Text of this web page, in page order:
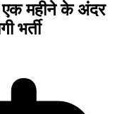
एक महीने के अंदर
भर्ती